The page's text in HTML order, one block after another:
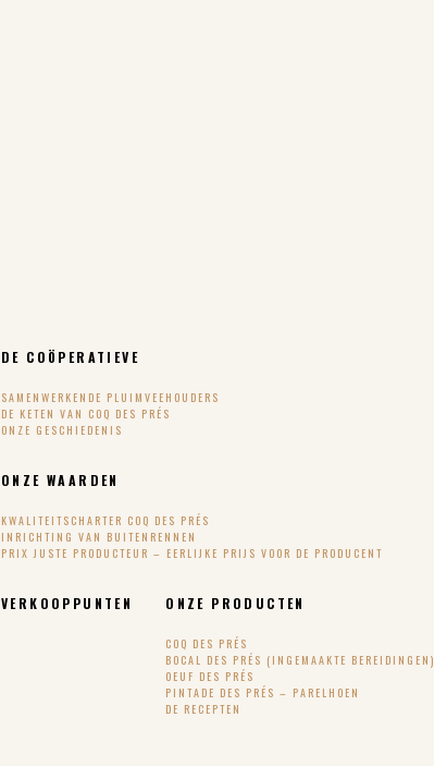
DE COÖPERATIEVE
SAMENWERKENDE PLUIMVEEHOUDERS
DE KETEN VAN COQ DES PRÉS
ONZE GESCHIEDENIS
ONZE WAARDEN
KWALITEITSCHARTER COQ DES PRÉS
INRICHTING VAN BUITENRENNEN
PRIX JUSTE PRODUCTEUR – EERLIJKE PRIJS VOOR DE PRODUCENT
VERKOOPPUNTEN ONZE PRODUCTEN
COQ DES PRÉS
BOCAL DES PRÉS (INGEMAAKTE BEREIDINGEN)
OEUF DES PRÉS
PINTADE DES PRÉS – PARELHOEN
DE RECEPTEN